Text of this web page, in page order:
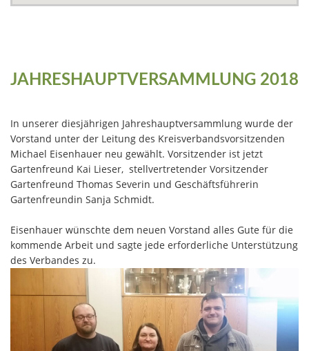
JAHRESHAUPTVERSAMMLUNG 2018
In unserer diesjährigen Jahreshauptversammlung wurde der
Vorstand unter der Leitung des Kreisverbandsvorsitzenden
Michael Eisenhauer neu gewählt. Vorsitzender ist jetzt
Gartenfreund Kai Lieser, stellvertretender Vorsitzender
Gartenfreund Thomas Severin und Geschäftsführerin
Gartenfreundin Sanja Schmidt.
Eisenhauer wünschte dem neuen Vorstand alles Gute für die
kommende Arbeit und sagte jede erforderliche Unterstützung
des Verbandes zu.